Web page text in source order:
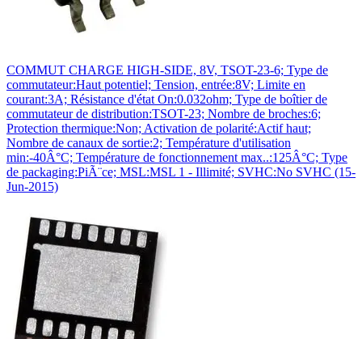
COMMUT CHARGE HIGH-SIDE, 8V, TSOT-23-6; Type de
commutateur:Haut potentiel; Tension, entrée:8V; Limite en
courant:3A; Résistance d'état On:0.032ohm; Type de boîtier de
commutateur de distribution:TSOT-23; Nombre de broches:6;
Protection thermique:Non; Activation de polarité:Actif haut;
Nombre de canaux de sortie:2; Température d'utilisation
min:-40Â°C; Température de fonctionnement max..:125Â°C; Type
de packaging:PiÃ¨ce; MSL:MSL 1 - Illimité; SVHC:No SVHC (15-
Jun-2015)